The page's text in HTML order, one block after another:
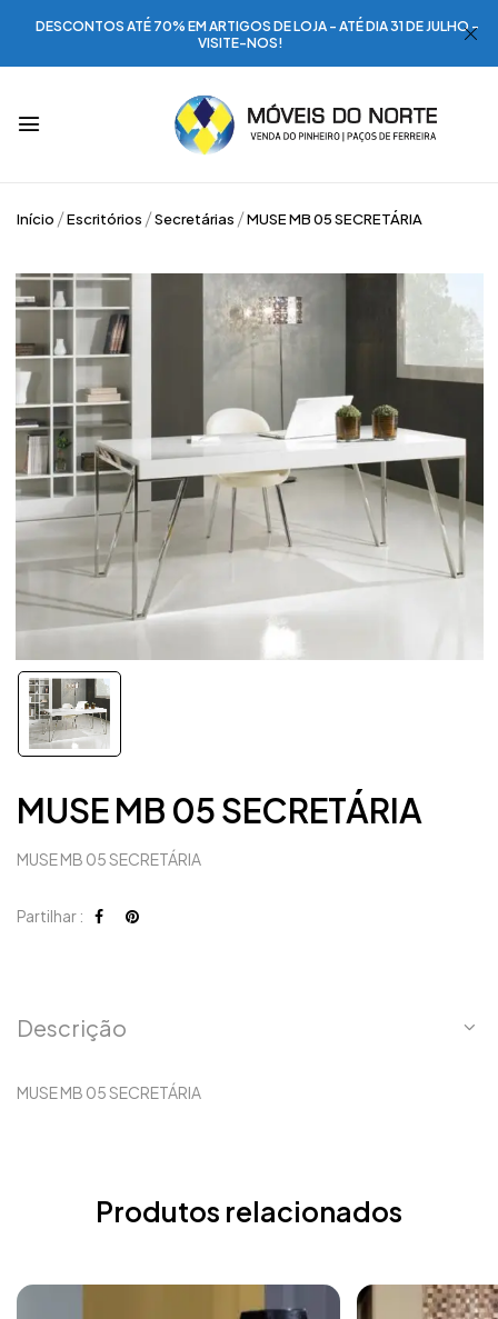
DESCONTOS ATÉ 70% EM ARTIGOS DE LOJA - ATÉ DIA 31 DE JULHO -
VISITE-NOS!
Início Escritórios Secretárias MUSE MB 05 SECRETÁRIA
MUSE MB 05 SECRETÁRIA
MUSE MB 05 SECRETÁRIA
Partilhar :
Descrição
MUSE MB 05 SECRETÁRIA
Produtos relacionados